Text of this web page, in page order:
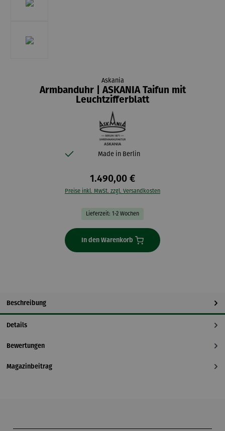
Askania
Armbanduhr | ASKANIA Taifun mit
Leuchtzifferblatt
Made in Berlin
1.490,00 €
Preise inkl. MwSt. zzgl. Versandkosten
Lieferzeit: 1-2 Wochen
In den Warenkorb
Beschreibung
Details
Bewertungen
Magazinbeitrag